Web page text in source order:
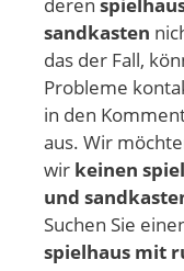
deren
sandkasten
das der Fall,
Probleme
in den
aus. Wir
wir keinen
und
Suchen Sie
spielhaus mit